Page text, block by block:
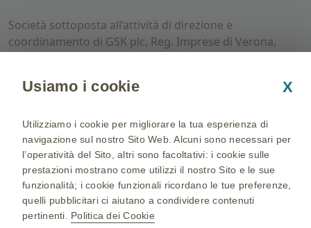
Società sottoposta all’attività di direzione e
coordinamento di GSK plc, Reg. Imprese di Verona,
Il presente materiale non è promozionale di prodotto,
di farmaci di GSK e come tale non ricade nell’ambito di
applicazione del D.Lgs. 219/06. Le informazioni riportate
non sostituiscono il parere del proprio medico di
fiducia al quale ci si deve sempre rivolgere.
NP-IT-MMU-WCNT-240004 - 10-09-2024
Usiamo i cookie X
Utilizziamo i cookie per migliorare la tua esperienza di
navigazione sul nostro Sito Web. Alcuni sono necessari per
l’operatività del Sito, altri sono facoltativi: i cookie sulle
prestazioni mostrano come utilizzi il nostro Sito e le sue
funzionalità; i cookie funzionali ricordano le tue preferenze,
quelli pubblicitari ci aiutano a condividere contenuti
pertinenti. Politica dei Cookie